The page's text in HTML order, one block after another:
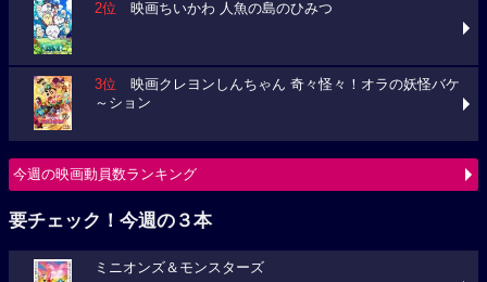
2位 映画ちいかわ 人魚の島のひみつ
3位 映画クレヨンしんちゃん 奇々怪々！オラの妖怪バケ
～ション
今週の映画動員数ランキング
要チェック！今週の３本
ミニオンズ＆モンスターズ